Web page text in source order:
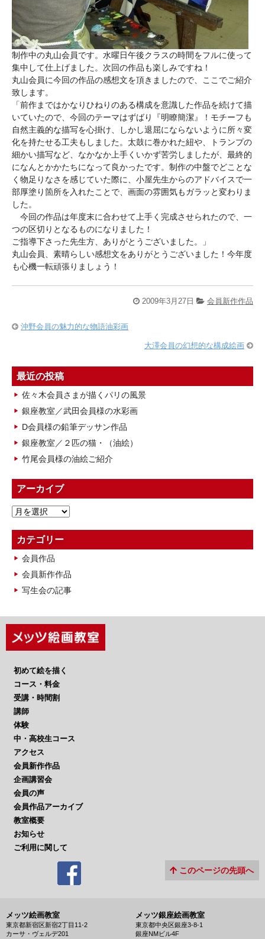
制作中の丸山会員です。水曜日午後クラスの時間をフルに使って
集中して仕上げました。次回の作品も楽しみですね！
丸山会員に今回の作品の感想文を頂きましたので、ここでご紹介
致します。
「前作まではかなりひねりのある構成を意識した作品を続けて描
いていたので、今回のテーマはずばり『明瞭簡潔』！モチーフも
自然主義的な描写を心掛け、しかし退屈にならないように所々変
化を持たせる工夫もしました。太鼓に巻かれた紐や、トランプの
細かい描写など、なかなか上手くいかず苦労しましたが、最終的
になんとかかたちになって良かったです。制作の中盤でどことな
く物足りなさを感じていた際に、小屋先生からのアドバイスで一
部厚塗り箇所を入れたことで、画面の雰囲気もガラッと変わりま
した。
今回の作品は年度末に合わせて上手く完成させられたので、一
つの区切りとなるものになりました！
ご指導下さった先生方、ありがとうございました。」
丸山会員、素晴らしい感想文をありがとうございました！今年度
も心機一転頑張りましょう！
2009年3月27日 会員新作作品
沖野会員の魅力的な物語油彩画
大澤会員の幻想的な構成絵画
最近の投稿
佐々木会員さまが描くパリの風景
銀座教室／武田会員様の水彩画
D会員様の鉛筆デッサン作品
銀座教室／２匹の猫・（油絵）
竹尾会員様の油絵ご紹介
アーカイブ
ア
カ
イ
ブ
カテゴリー
会員作品
会員新作作品
写生会の記事
初めて絵を描く
コース・料金
受講・時間割
講師
体験
中・高校生コース
アクセス
会員新作作品
企画講習会
会員の声
会員作品アーカイブ
教室概要
お知らせ
ご利用に関して
このページの先頭へ
メッツ絵画教室
東京都新宿区新宿2丁目11-2
カーサ・ヴェルデ201
メッツ銀座絵画教室
東京都中央区銀座3-8-1
銀座NMビル4F